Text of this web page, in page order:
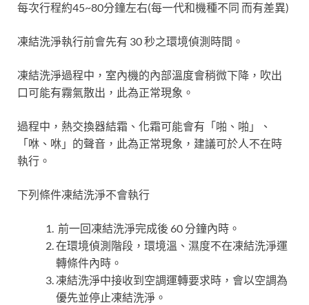
每次行程約45~80分鐘左右(每一代和機種不同 而有差異)
凍結洗淨執行前會先有 30 秒之環境偵測時間。
凍結洗淨過程中，室內機的內部溫度會稍微下降，吹出
口可能有霧氣散出，此為正常現象。
過程中，熱交換器結霜、化霜可能會有「啪、啪」、
「咻、咻」的聲音，此為正常現象，建議可於人不在時
執行。
下列條件凍結洗淨不會執行
前一回凍結洗淨完成後 60 分鐘內時。
在環境偵測階段，環境溫、濕度不在凍結洗淨運
轉條件內時。
凍結洗淨中接收到空調運轉要求時，會以空調為
優先並停止凍結洗淨。